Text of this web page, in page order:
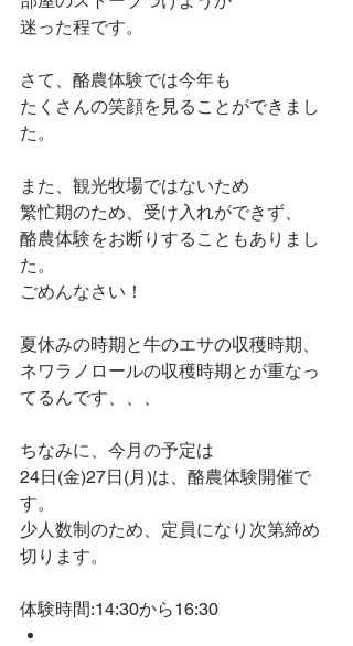
迷った程です。
さて、酪農体験では今年も
たくさんの笑顔を見ることができまし
た。
また、観光牧場ではないため
繁忙期のため、受け入れができず、
酪農体験をお断りすることもありまし
た。
ごめんなさい！
夏休みの時期と牛のエサの収穫時期、
ネワラノロールの収穫時期とが重なっ
てるんです、、、
ちなみに、今月の予定は
24日(金)27日(月)は、酪農体験開催で
す。
少人数制のため、定員になり次第締め
切ります。
体験時間:14:30から16:30